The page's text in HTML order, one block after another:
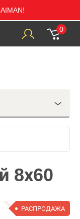
0
8х60
РАСПРОДАЖА